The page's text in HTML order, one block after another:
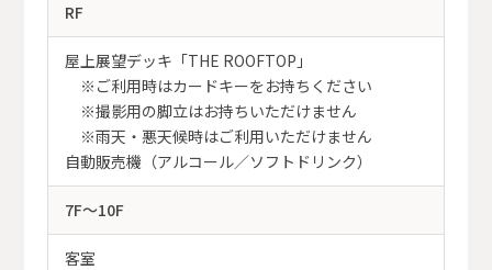
RF
屋上展望デッキ「THE ROOFTOP」
※ご利用時はカードキーをお持ちください
※撮影用の脚立はお持ちいただけません
※雨天・悪天候時はご利用いただけません
自動販売機（アルコール／ソフトドリンク）
7F～10F
客室